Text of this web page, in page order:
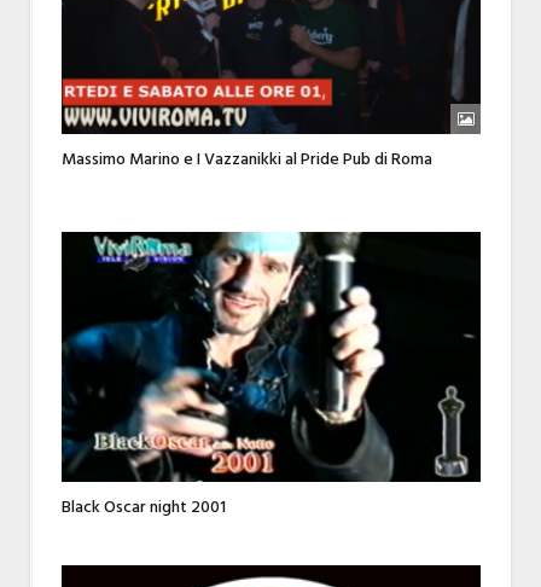
Massimo Marino e I Vazzanikki al Pride Pub di Roma
Black Oscar night 2001